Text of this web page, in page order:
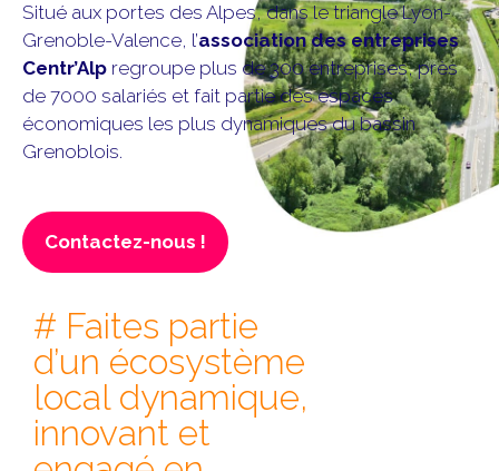
Situé aux portes des Alpes, dans le triangle Lyon-
Grenoble-Valence, l’association des entreprises
Centr’Alp regroupe plus de 300 entreprises, près
de 7000 salariés et fait partie des espaces
économiques les plus dynamiques du bassin
Grenoblois.
Contactez-nous !
# Faites partie
d’un écosystème
local dynamique,
innovant et